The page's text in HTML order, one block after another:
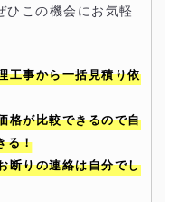
ひこの機会にお気軽
工事から一括見積り依
格が比較できるので自
る！
断りの連絡は自分でし